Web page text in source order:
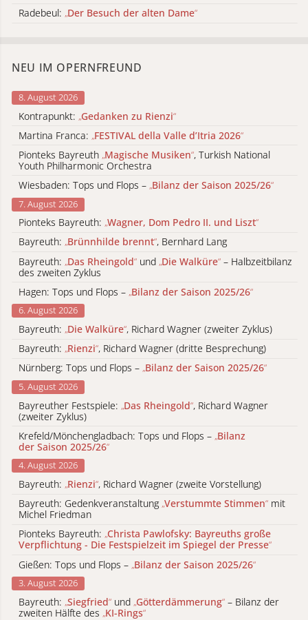
Radebeul: „Der Besuch der alten Dame“
NEU IM OPERNFREUND
8. August 2026
Kontrapunkt: „Gedanken zu Rienzi“
Martina Franca: „FESTIVAL della Valle d’Itria 2026“
Pionteks Bayreuth „Magische Musiken“, Turkish National
Youth Philharmonic Orchestra
Wiesbaden: Tops und Flops – „Bilanz der Saison 2025/26“
7. August 2026
Pionteks Bayreuth: „Wagner, Dom Pedro II. und Liszt“
Bayreuth: „Brünnhilde brennt“, Bernhard Lang
Bayreuth: „Das Rheingold“ und „Die Walküre“ – Halbzeitbilanz
des zweiten Zyklus
Hagen: Tops und Flops – „Bilanz der Saison 2025/26“
6. August 2026
Bayreuth: „Die Walküre“, Richard Wagner (zweiter Zyklus)
Bayreuth: „Rienzi“, Richard Wagner (dritte Besprechung)
Nürnberg: Tops und Flops – „Bilanz der Saison 2025/26“
5. August 2026
Bayreuther Festspiele: „Das Rheingold“, Richard Wagner
(zweiter Zyklus)
Krefeld/Mönchengladbach: Tops und Flops – „Bilanz
der Saison 2025/26“
4. August 2026
Bayreuth: „Rienzi“, Richard Wagner (zweite Vorstellung)
Bayreuth: Gedenkveranstaltung „Verstummte Stimmen“ mit
Michel Friedman
Pionteks Bayreuth: „Christa Pawlofsky: Bayreuths große
Verpflichtung - Die Festspielzeit im Spiegel der Presse“
Gießen: Tops und Flops – „Bilanz der Saison 2025/26“
3. August 2026
Bayreuth: „Siegfried“ und „Götterdämmerung“ – Bilanz der
zweiten Hälfte des „KI-Rings“